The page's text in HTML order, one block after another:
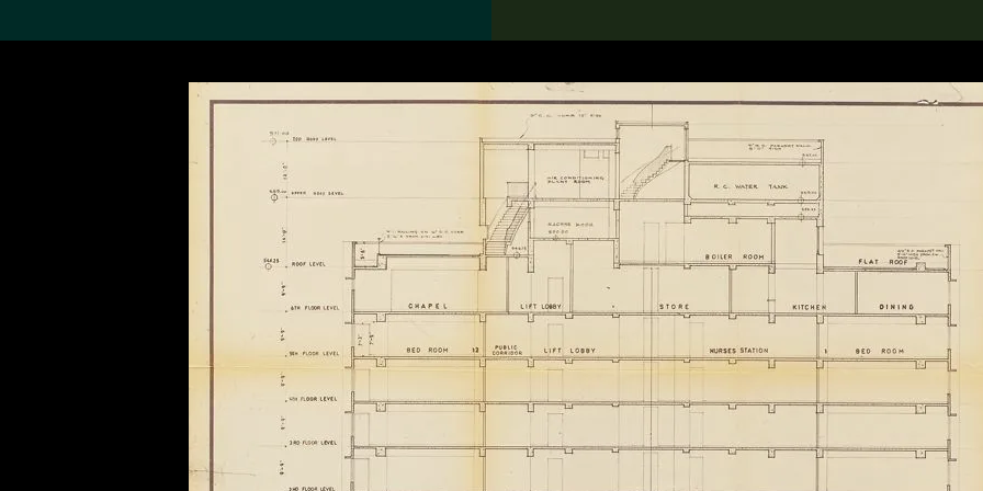
搜索M+藏品 Search the Collection
19,052个结果
关于M+藏品
探索世界顶级的二十及二十
一世纪视觉文化藏品。